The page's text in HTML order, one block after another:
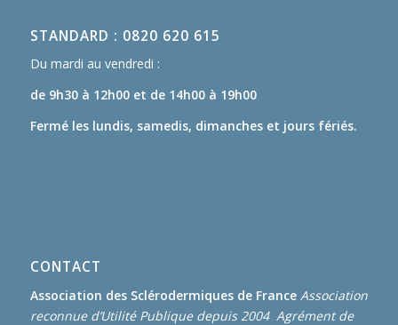
STANDARD : 0820 620 615
Du mardi au vendredi :
de 9h30 à 12h00 et de 14h00 à 19h00
Fermé les lundis, samedis, dimanches et jours fériés.
CONTACT
Association des Sclérodermiques de France Association
reconnue d’Utilité Publique depuis 2004 Agrément de